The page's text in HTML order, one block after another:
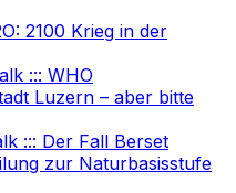
2100 Krieg in der
::: WHO
Luzern – aber bitte
::: Der Fall Berset
zur Naturbasisstufe